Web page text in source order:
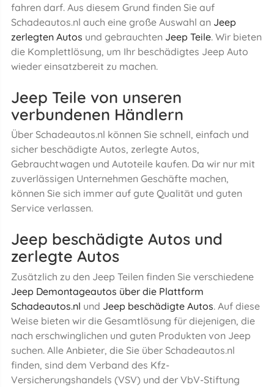
fahren darf. Aus diesem Grund finden Sie auf
Schadeautos.nl auch eine große Auswahl an Jeep
zerlegten Autos und gebrauchten Jeep Teile. Wir bieten
die Komplettlösung, um Ihr beschädigtes Jeep Auto
wieder einsatzbereit zu machen.
Jeep Teile von unseren
verbundenen Händlern
Über Schadeautos.nl können Sie schnell, einfach und
sicher beschädigte Autos, zerlegte Autos,
Gebrauchtwagen und Autoteile kaufen. Da wir nur mit
zuverlässigen Unternehmen Geschäfte machen,
können Sie sich immer auf gute Qualität und guten
Service verlassen.
Jeep beschädigte Autos und
zerlegte Autos
Zusätzlich zu den Jeep Teilen finden Sie verschiedene
Jeep Demontageautos über die Plattform
Schadeautos.nl und Jeep beschädigte Autos. Auf diese
Weise bieten wir die Gesamtlösung für diejenigen, die
nach erschwinglichen und guten Produkten von Jeep
suchen. Alle Anbieter, die Sie über Schadeautos.nl
finden, sind dem Verband des Kfz-
Versicherungshandels (VSV) und der VbV-Stiftung